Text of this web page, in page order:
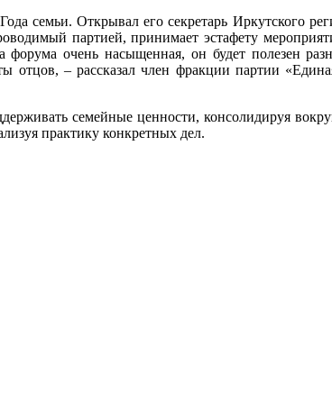
семьи. Открывал его секретарь Иркутского
партией, принимает эстафету
очень насыщенная, он будет полезен
– рассказал член фракции партии
семейные ценности, консолидируя
практику конкретных дел.